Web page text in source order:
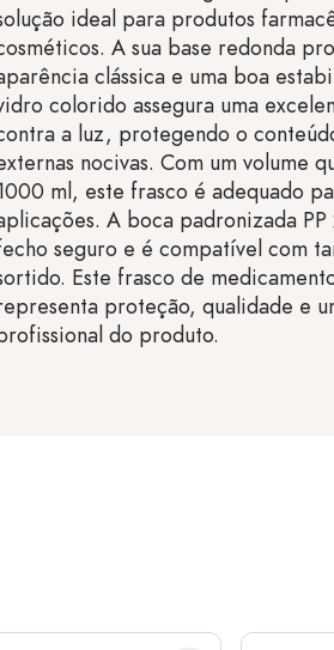
ideal para produtos
A sua base redonda
clássica e uma boa
colorido assegura uma
a luz, protegendo o
nocivas. Com um volume
ml, este frasco é adequado
A boca padronizada
seguro e é compatível com
Este frasco de
proteção, qualidade e
do produto.